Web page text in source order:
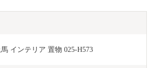
馬 インテリア 置物 025-H573